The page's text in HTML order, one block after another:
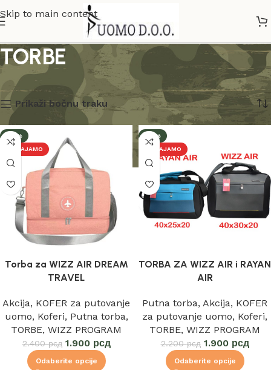
Skip to main content
TORBE
Početna Prikazano je svih 6 rezultata
Prikaži bočnu traku
-21%
IZDVAJAMO
Torba za WIZZ AIR DREAM
TRAVEL
Akcija, KOFER za putovanje
uomo, Koferi, Putna torba,
TORBE, WIZZ PROGRAM
2.400рсд 1.900 рсд
Odaberite opcije
-14%
IZDVAJAMO
TORBA ZA WIZZ AIR i RAYAN
AIR
Putna torba, Akcija, KOFER
za putovanje uomo, Koferi,
TORBE, WIZZ PROGRAM
2.200рсд 1.900 рсд
Odaberite opcije